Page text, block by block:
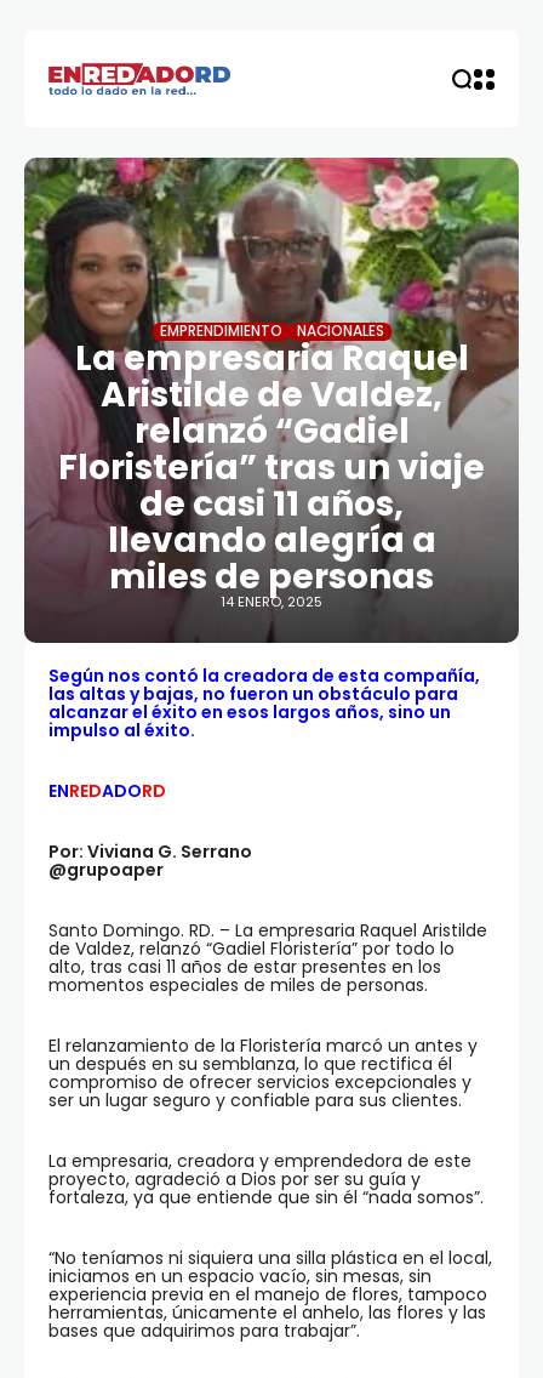
EMPRENDIMIENTO NACIONALES
La empresaria Raquel
Aristilde de Valdez,
relanzó “Gadiel
Floristería” tras un viaje
de casi 11 años,
llevando alegría a
miles de personas
14 ENERO, 2025
Según nos contó la creadora de esta compañía,
las altas y bajas, no fueron un obstáculo para
alcanzar el éxito en esos largos años, sino un
impulso al éxito.
ENREDADORD
Por: Viviana G. Serrano
@grupoaper
Santo Domingo. RD. – La empresaria Raquel Aristilde
de Valdez, relanzó “Gadiel Floristería” por todo lo
alto, tras casi 11 años de estar presentes en los
momentos especiales de miles de personas.
El relanzamiento de la Floristería marcó un antes y
un después en su semblanza, lo que rectifica él
compromiso de ofrecer servicios excepcionales y
ser un lugar seguro y confiable para sus clientes.
La empresaria, creadora y emprendedora de este
proyecto, agradeció a Dios por ser su guía y
fortaleza, ya que entiende que sin él “nada somos”.
“No teníamos ni siquiera una silla plástica en el local,
iniciamos en un espacio vacío, sin mesas, sin
experiencia previa en el manejo de flores, tampoco
herramientas, únicamente el anhelo, las flores y las
bases que adquirimos para trabajar”.